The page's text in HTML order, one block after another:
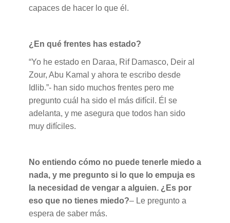
capaces de hacer lo que él.
¿En qué frentes has estado?
“Yo he estado en Daraa, Rif Damasco, Deir al
Zour, Abu Kamal y ahora te escribo desde
Idlib.”- han sido muchos frentes pero me
pregunto cuál ha sido el más difícil. Él se
adelanta, y me asegura que todos han sido
muy difíciles.
No entiendo cómo no puede tenerle miedo a
nada, y me pregunto si lo que lo empuja es
la necesidad de vengar a alguien. ¿Es por
eso que no tienes miedo?– Le pregunto a
espera de saber más.